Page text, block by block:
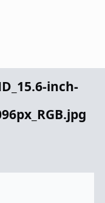
karuselu
karuselu
inch-